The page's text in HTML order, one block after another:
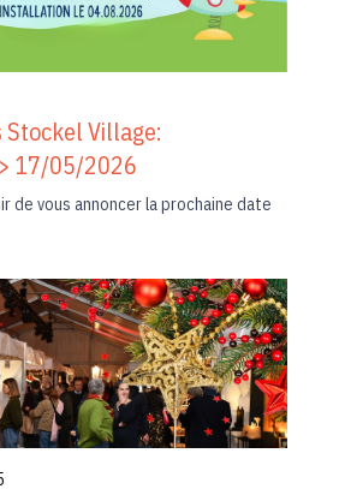
Stockel Village:
17/05/2026
de vous annoncer la prochaine date